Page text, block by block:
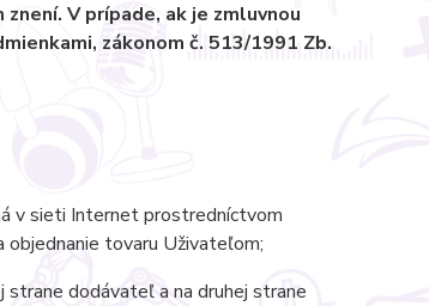
V prípade, ak je zmluvnou
zákonom č. 513/1991 Zb.
v sieti Internet prostredníctvom
objednanie tovaru Uživateľom;
strane dodávateľ a na druhej strane